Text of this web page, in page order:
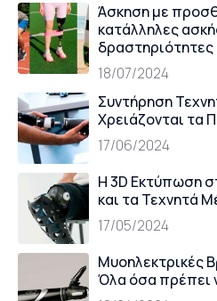
Άσκηση με
κατάλληλες
δραστηριότητες
18/07/2024
Συντήρηση
Χρειάζονται τα
17/06/2024
Η 3D Εκτύπωση
και τα Τεχνητά
17/05/2024
Μυοηλεκτρικές
Όλα όσα πρέπει